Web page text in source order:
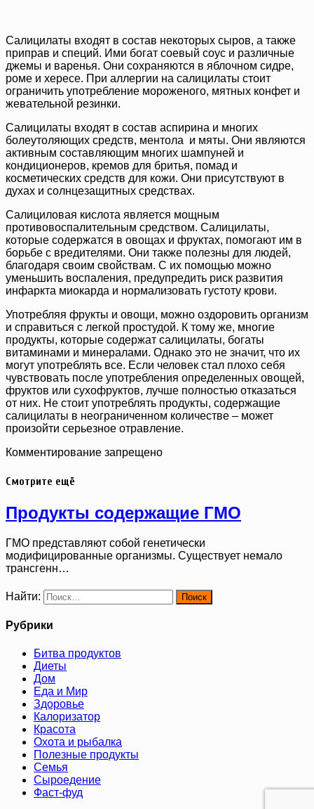
Салицилаты входят в состав некоторых сыров, а также
приправ и специй. Ими богат соевый соус и различные
джемы и варенья. Они сохраняются в яблочном сидре,
роме и хересе. При аллергии на салицилаты стоит
ограничить употребление мороженого, мятных конфет и
жевательной резинки.
Салицилаты входят в состав аспирина и многих
болеутоляющих средств, ментола и мяты. Они являются
активным составляющим многих шампуней и
кондиционеров, кремов для бритья, помад и
косметических средств для кожи. Они присутствуют в
духах и солнцезащитных средствах.
Салициловая кислота является мощным
противовоспалительным средством. Салицилаты,
которые содержатся в овощах и фруктах, помогают им в
борьбе с вредителями. Они также полезны для людей,
благодаря своим свойствам. С их помощью можно
уменьшить воспаления, предупредить риск развития
инфаркта миокарда и нормализовать густоту крови.
Употребляя фрукты и овощи, можно оздоровить организм
и справиться с легкой простудой. К тому же, многие
продукты, которые содержат салицилаты, богаты
витаминами и минералами. Однако это не значит, что их
могут употреблять все. Если человек стал плохо себя
чувствовать после употребления определенных овощей,
фруктов или сухофруктов, лучше полностью отказаться
от них. Не стоит употреблять продукты, содержащие
салицилаты в неограниченном количестве – может
произойти серьезное отравление.
Комментирование запрещено
Смотрите ещё
Продукты содержащие ГМО
ГМО представляют собой генетически
модифицированные организмы. Существует немало
трансгенн…
Найти:
Рубрики
Битва продуктов
Диеты
Дом
Еда и Мир
Здоровье
Калоризатор
Красота
Охота и рыбалка
Полезные продукты
Семья
Сыроедение
Фаст-фуд